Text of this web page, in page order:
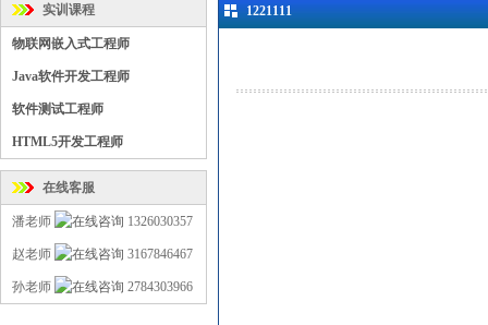
实训课程
物联网嵌入式工程师
Java软件开发工程师
软件测试工程师
HTML5开发工程师
在线客服
潘老师 1326030357
赵老师 3167846467
孙老师 2784303966
1221111